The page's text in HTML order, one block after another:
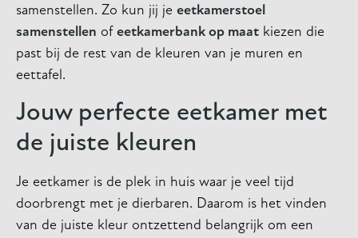
samenstellen. Zo kun jij je eetkamerstoel
samenstellen of eetkamerbank op maat kiezen die
past bij de rest van de kleuren van je muren en
eettafel.
Jouw perfecte eetkamer met
de juiste kleuren
Je eetkamer is de plek in huis waar je veel tijd
doorbrengt met je dierbaren. Daarom is het vinden
van de juiste kleur ontzettend belangrijk om een